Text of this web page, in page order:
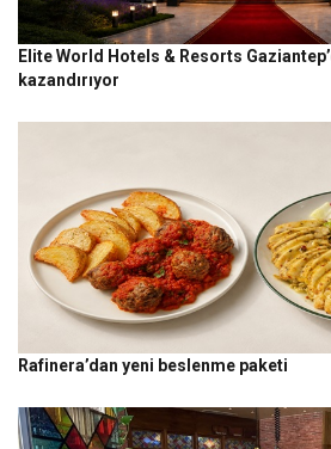
Elite World Hotels & Resorts
kazandırıyor
Rafinera’dan yeni beslenme paketi